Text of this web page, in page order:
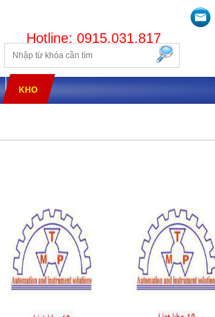
Hotline: 0915.031.817
KHO